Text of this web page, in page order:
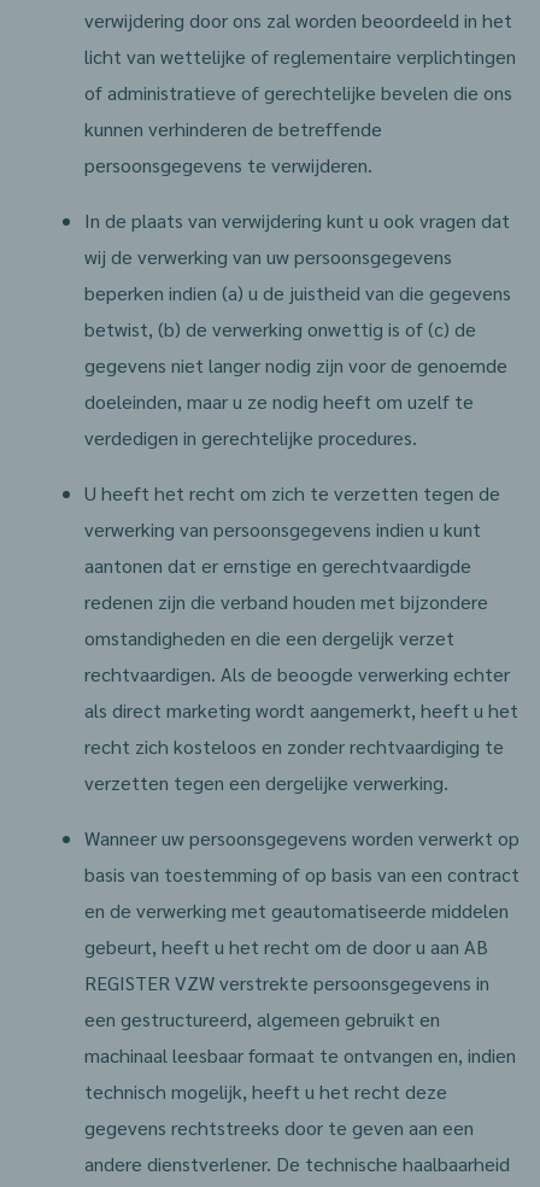
verwijdering door ons zal worden beoordeeld in het
licht van wettelijke of reglementaire verplichtingen
of administratieve of gerechtelijke bevelen die ons
kunnen verhinderen de betreffende
persoonsgegevens te verwijderen.
In de plaats van verwijdering kunt u ook vragen dat
wij de verwerking van uw persoonsgegevens
beperken indien (a) u de juistheid van die gegevens
betwist, (b) de verwerking onwettig is of (c) de
gegevens niet langer nodig zijn voor de genoemde
doeleinden, maar u ze nodig heeft om uzelf te
verdedigen in gerechtelijke procedures.
U heeft het recht om zich te verzetten tegen de
verwerking van persoonsgegevens indien u kunt
aantonen dat er ernstige en gerechtvaardigde
redenen zijn die verband houden met bijzondere
omstandigheden en die een dergelijk verzet
rechtvaardigen. Als de beoogde verwerking echter
als direct marketing wordt aangemerkt, heeft u het
recht zich kosteloos en zonder rechtvaardiging te
verzetten tegen een dergelijke verwerking.
Wanneer uw persoonsgegevens worden verwerkt op
basis van toestemming of op basis van een contract
en de verwerking met geautomatiseerde middelen
gebeurt, heeft u het recht om de door u aan AB
REGISTER VZW verstrekte persoonsgegevens in
een gestructureerd, algemeen gebruikt en
machinaal leesbaar formaat te ontvangen en, indien
technisch mogelijk, heeft u het recht deze
gegevens rechtstreeks door te geven aan een
andere dienstverlener. De technische haalbaarheid